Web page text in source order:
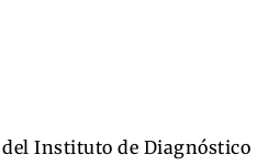
Instituto de Diagnóstico